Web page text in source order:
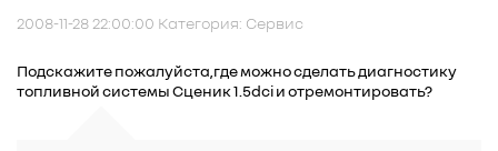
2008-11-28 22:00:00 Категория: Сервис
Подскажите пожалуйста,где можно сделать диагностику
топливной системы Сценик 1.5dci и отремонтировать?